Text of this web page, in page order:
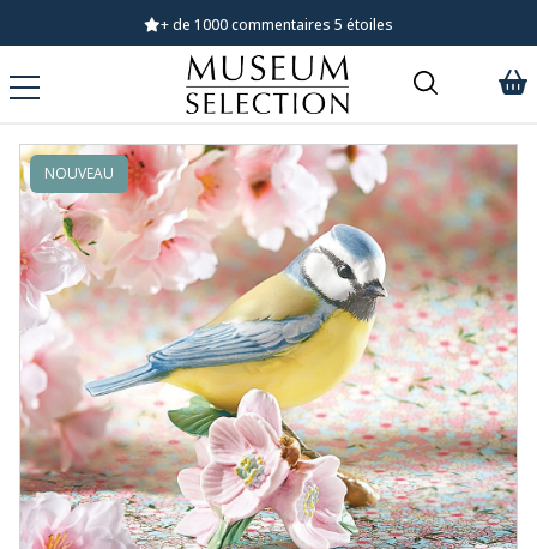
+ de 1000 commentaires 5 étoiles
NOUVEAU